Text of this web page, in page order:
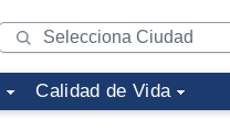
Calidad de Vida